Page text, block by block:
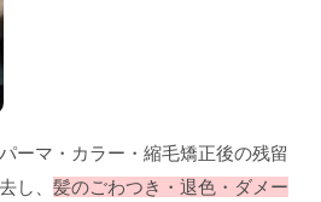
ーマ・カラー・縮毛矯正後の残留
し、 髪のごわつき・退色・ダメー